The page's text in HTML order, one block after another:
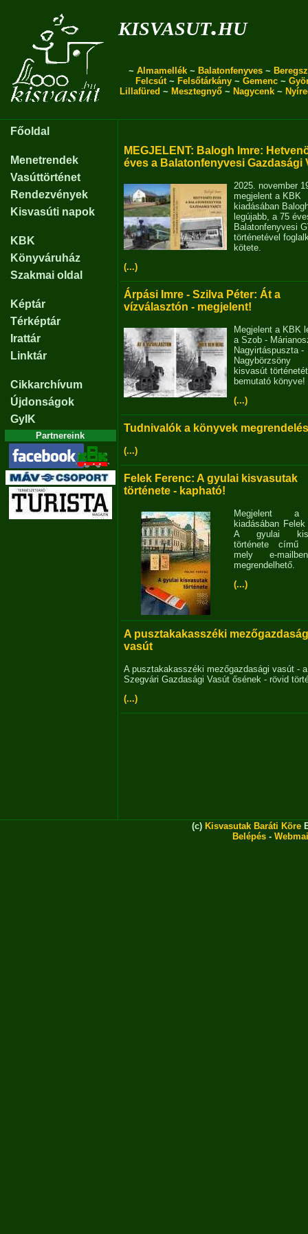
kisvasut.hu
~ Almamellék ~ Balatonfenyves ~
Felcsút~ Felsőtárkány ~ Gemenc ~
Lillafüred ~ Mesztegnyő ~ Nagycenk ~
Főoldal
Menetrendek
Vasúttörténet
Rendezvények
Kisvasúti napok
KBK
Könyváruház
Szakmai oldal
Képtár
Térképtár
Irattár
Linktár
Cikkarchívum
Újdonságok
GyIK
Partnereink
MEGJELENT: Balogh Imre:
éves a Balatonfenyvesi Gazdasági
2025. november
megjelent a KBK
kiadásában
legújabb, a 75
Balatonfenyvesi
történetével
kötete.
(...)
Árpási Imre - Szilva Péter: Át a
vízválasztón - megjelent!
Megjelent a KBK
a Szob -
Nagyirtáspuszta -
Nagybörzsöny
kisvasút történetét
bemutató könyve!
(...)
Tudnivalók a könyvek
(...)
Felek Ferenc: A gyulai kisvasutak
története - kapható!
Megjelent
kiadásában
A gyulai
története című
mely e-
megrendelhető.
(...)
A pusztakakasszéki
vasút
A pusztakakasszéki mezőgazdasági vasút - a
Szegvári Gazdasági Vasút ősének - rövid
(...)
(c) Kisvasutak Baráti Köre
Belépés -